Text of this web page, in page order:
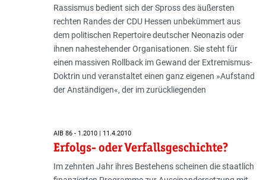
Rassismus bedient sich der Spross des äußersten
rechten Randes der CDU Hessen unbekümmert aus
dem politischen Repertoire deutscher Neonazis oder
ihnen nahestehender Organisationen. Sie steht für
einen massiven Rollback im Gewand der Extremismus-
Doktrin und veranstaltet einen ganz eigenen »Aufstand
der Anständigen«, der im zurückliegenden
AIB 86 - 1.2010 | 11.4.2010
Erfolgs- oder Verfallsgeschichte?
Im zehnten Jahr ihres Bestehens scheinen die staatlich